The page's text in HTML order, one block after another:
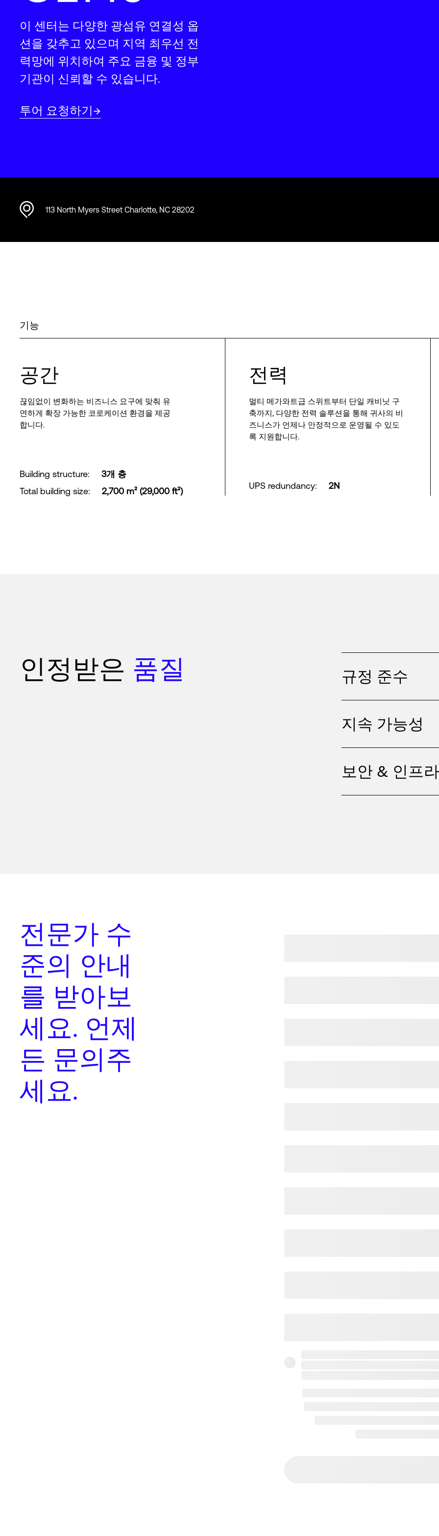
이 센터는 다양한 광섬유 연결성 옵
션을 갖추고 있으며 지역 최우선 전
력망에 위치하여 주요 금융 및 정부
기관이 신뢰할 수 있습니다.
투어 요청하기
113 North Myers Street Charlotte, NC 28202
기능
공간
끊임없이 변화하는 비즈니스 요구에 맞춰 유
연하게 확장 가능한 코로케이션 환경을 제공
합니다.
Building structure:
3개 층
Total building size: 2,700 m² (29,000 ft²)
전력
멀티 메가와트급 스위트부터 단일 캐비닛 구
축까지, 다양한 전력 솔루션을 통해 귀사의 비
즈니스가 언제나 안정적으로 운영될 수 있도
록 지원합니다.
UPS redundancy: 2N
인정받은 품질 규정 준수
지속 가능성
보안 & 인프
전문가 수
준의 안내
를 받아보
세요. 언제
든 문의주
세요.